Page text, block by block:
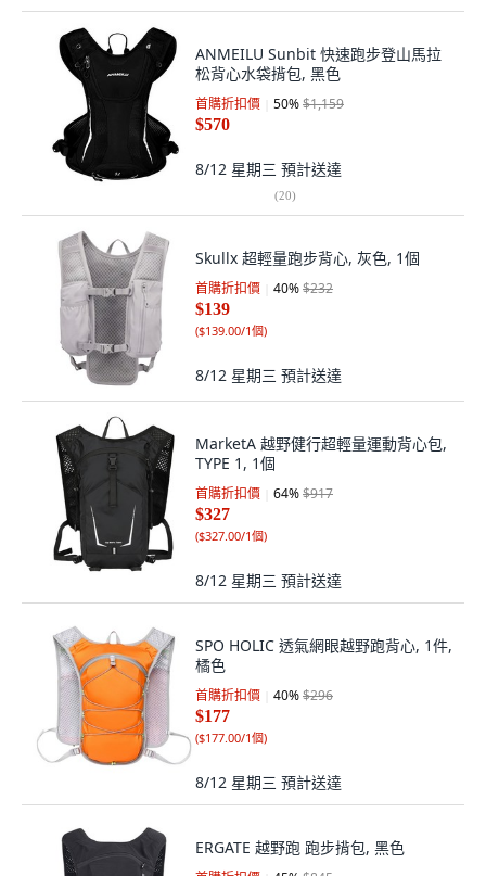
ANMEILU Sunbit 快速跑步登山馬拉
松背心水袋揹包, 黑色
首購折扣價 50%$1,159
$570
8/12 星期三 預計送達
(20)
Skullx 超輕量跑步背心, 灰色, 1個
首購折扣價 40%$232
$139
($139.00/1個)
8/12 星期三 預計送達
MarketA 越野健行超輕量運動背心包,
TYPE 1, 1個
首購折扣價 64%$917
$327
($327.00/1個)
8/12 星期三 預計送達
SPO HOLIC 透氣網眼越野跑背心, 1件,
橘色
首購折扣價 40%$296
$177
($177.00/1個)
8/12 星期三 預計送達
ERGATE 越野跑 跑步揹包, 黑色